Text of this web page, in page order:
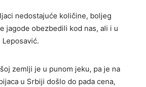
nedostajuće količine, boljeg
jagode obezbedili kod nas, ali i u
Leposavić.
zemlji je u punom jeku, pa je na
u Srbiji došlo do pada cena,